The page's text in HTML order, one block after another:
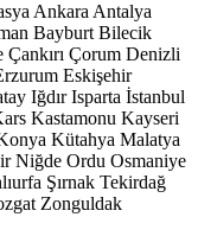
Ankara Antalya
Bayburt Bilecik
Çankırı Çorum Denizli
Eskişehir
Iğdır Isparta İstanbul
Kastamonu Kayseri
Kütahya Malatya
Niğde Ordu Osmaniye
Şırnak Tekirdağ
Zonguldak